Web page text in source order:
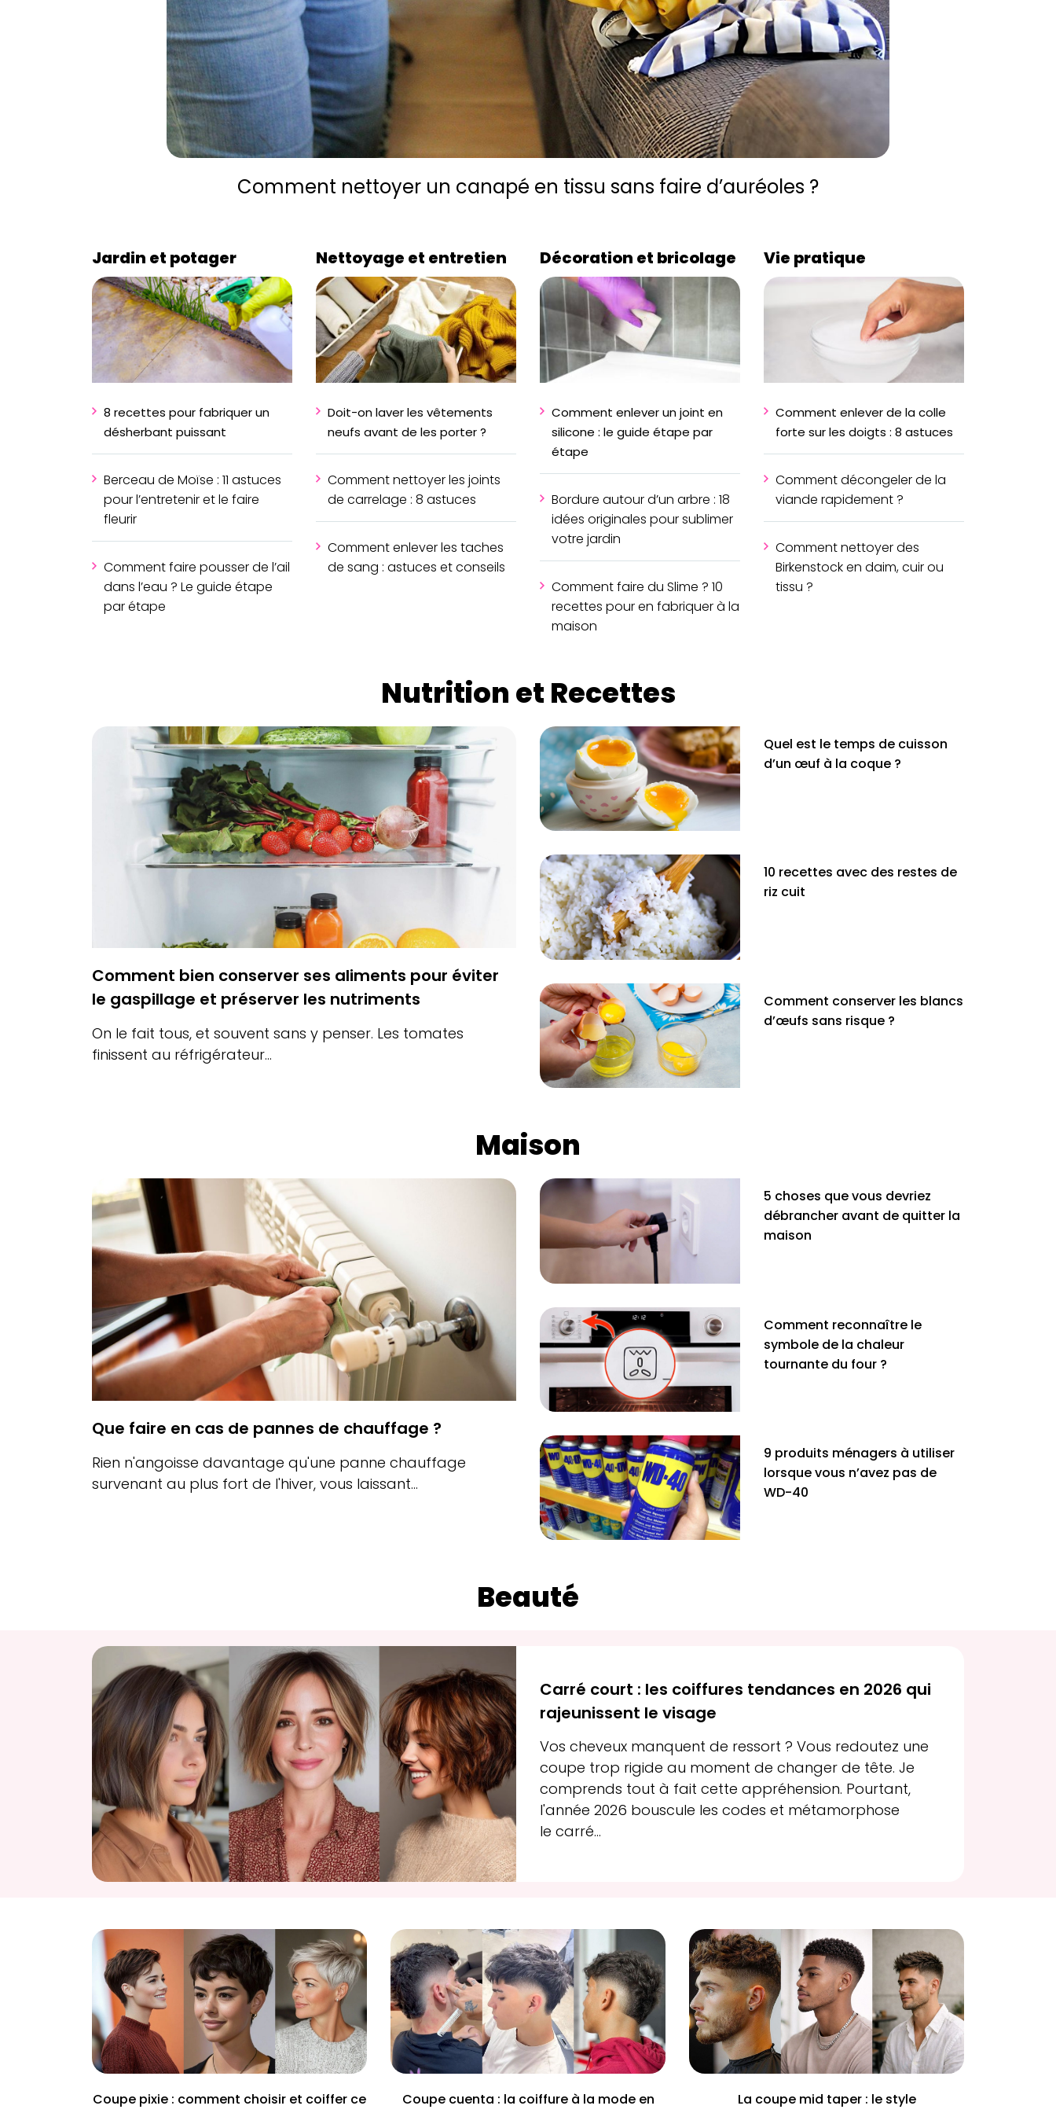
Comment nettoyer un canapé en tissu sans faire d’auréoles ?
Jardin et potager
8 recettes pour fabriquer un
désherbant puissant
Berceau de Moïse : 11 astuces
pour l’entretenir et le faire
fleurir
Comment faire pousser de l’ail
dans l’eau ? Le guide étape
par étape
Nettoyage et entretien
Doit-on laver les vêtements
neufs avant de les porter ?
Comment nettoyer les joints
de carrelage : 8 astuces
Comment enlever les taches
de sang : astuces et conseils
Décoration et bricolage
Comment enlever un joint en
silicone : le guide étape par
étape
Bordure autour d’un arbre : 18
idées originales pour sublimer
votre jardin
Comment faire du Slime ? 10
recettes pour en fabriquer à la
maison
Vie pratique
Comment enlever de la colle
forte sur les doigts : 8 astuces
Comment décongeler de la
viande rapidement ?
Comment nettoyer des
Birkenstock en daim, cuir ou
tissu ?
Nutrition et Recettes
Comment bien conserver ses aliments pour éviter
le gaspillage et préserver les nutriments
On le fait tous, et souvent sans y penser. Les tomates
finissent au réfrigérateur...
Quel est le temps de cuisson
d’un œuf à la coque ?
10 recettes avec des restes de
riz cuit
Comment conserver les blancs
d’œufs sans risque ?
Maison
Que faire en cas de pannes de chauffage ?
Rien n'angoisse davantage qu'une panne chauffage
survenant au plus fort de l'hiver, vous laissant...
5 choses que vous devriez
débrancher avant de quitter la
maison
Comment reconnaître le
symbole de la chaleur
tournante du four ?
9 produits ménagers à utiliser
lorsque vous n’avez pas de
WD-40
Beauté
Carré court : les coiffures tendances en 2026 qui
rajeunissent le visage
Vos cheveux manquent de ressort ? Vous redoutez une
coupe trop rigide au moment de changer de tête. Je
comprends tout à fait cette appréhension. Pourtant,
l'année 2026 bouscule les codes et métamorphose
le carré...
Coupe pixie : comment choisir et coiffer ce
Coupe cuenta : la coiffure à la mode en
La coupe mid taper : le style